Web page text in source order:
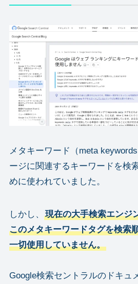
メタキーワード（meta
ージに関連するキーワードを検
めに使われていました。
しかし、
現在の大手検索エンジ
このメタキーワードタグを検索
一切使用していません。
Google検索セントラルのドキュ